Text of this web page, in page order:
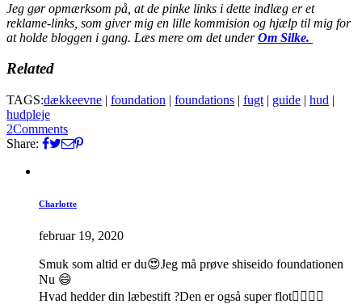
Jeg gør opmærksom på, at de pinke links i dette indlæg er et
reklame-links, som giver mig en lille kommision og hjælp til mig for
at holde bloggen i gang. Læs mere om det underOm Silke.
Related
TAGS:dækkeevne | foundation | foundations | fugt | guide | hud |
hudpleje
2Comments
Share:
Charlotte
februar 19, 2020
Smuk som altid er du😍Jeg må prøve shiseido foundationen
Nu 😄
Hvad hedder din læbestift ?Den er også super flot👍🏻👍🏻